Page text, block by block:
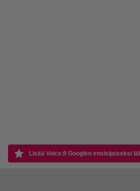
Lisää Voice.fi Googlen ensisijaiseksi